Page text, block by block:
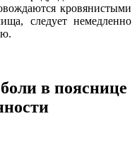
кровянистыми
следует немедленно
в пояснице